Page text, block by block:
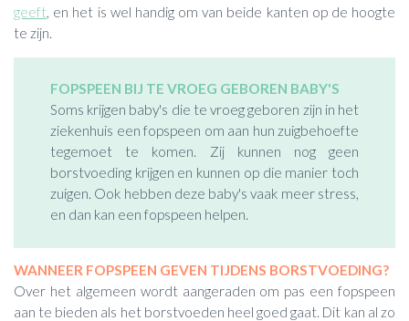
geeft, en het is wel handig om van beide kanten op de hoogte
te zijn.
FOPSPEEN BIJ TE VROEG GEBOREN BABY'S
Soms krijgen baby's die te vroeg geboren zijn in het
ziekenhuis een fopspeen om aan hun zuigbehoefte
tegemoet te komen. Zij kunnen nog geen
borstvoeding krijgen en kunnen op die manier toch
zuigen. Ook hebben deze baby's vaak meer stress,
en dan kan een fopspeen helpen.
WANNEER FOPSPEEN GEVEN TIJDENS BORSTVOEDING?
Over het algemeen wordt aangeraden om pas een fopspeen
aan te bieden als het borstvoeden heel goed gaat. Dit kan al zo